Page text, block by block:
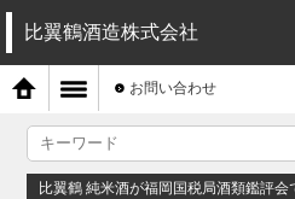
比翼鶴酒造株式会社
お問い合わせ
比翼鶴 純米酒が福岡国税局酒類鑑評会